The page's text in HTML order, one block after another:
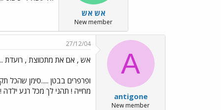
אש אש
New member
A
antigone
New member
27/12/04
אש , אם את מתכווצת , רועדת
ופרפרים בבטן .....סימן שהכל
מחייה ! תהני לך מכל רגע